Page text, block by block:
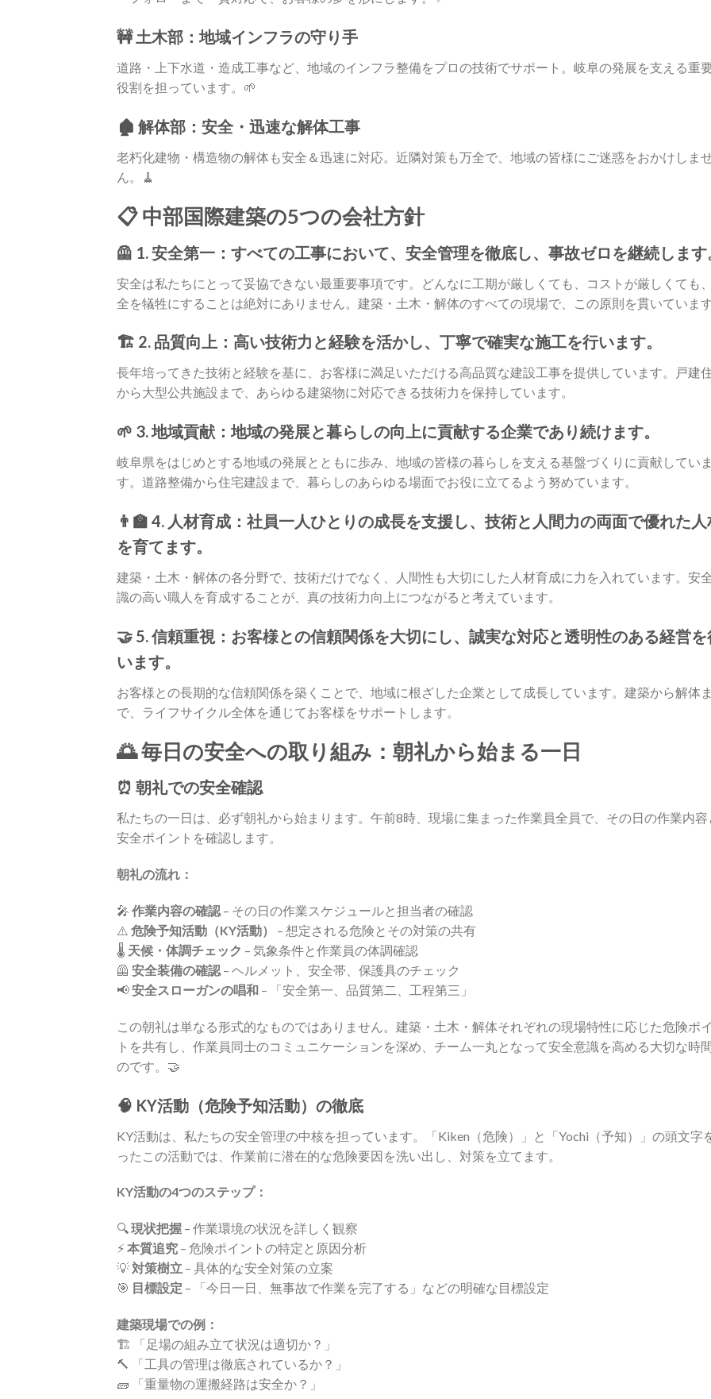
🚧土木部 ：地域インフラの守り手
道路・上下水道・造成工事など、地域のインフラ整備をプロの技術でサポート。岐阜の発展を支える重
役割を担っています。🌱
🏚️ 解体部 ：安全・迅速な解体工事
老朽化建物・構造物の解体も安全＆迅速に対応。近隣対策も万全で、地域の皆様にご迷惑をおかけしま
ん。🧹
📋 中部国際建築の5つの会社方針
🦺 1. 安全第一：すべての工事において、安全管理を徹底し、事故ゼロを継続します
安全は私たちにとって妥協できない最重要事項です。どんなに工期が厳しくても、コストが厳しくても
全を犠牲にすることは絶対にありません。建築・土木・解体のすべての現場で、この原則を貫いています
🏗️ 2. 品質向上：高い技術力と経験を活かし、丁寧で確実な施工を行います。
長年培ってきた技術と経験を基に、お客様に満足いただける高品質な建設工事を提供しています。戸建
から大型公共施設まで、あらゆる建築物に対応できる技術力を保持しています。
🌱 3. 地域貢献：地域の発展と暮らしの向上に貢献する企業であり続けます。
岐阜県をはじめとする地域の発展とともに歩み、地域の皆様の暮らしを支える基盤づくりに貢献していま
す。道路整備から住宅建設まで、暮らしのあらゆる場面でお役に立てるよう努めています。
👨‍🏫 4. 人材育成：社員一人ひとりの成長を支援し、技術と人間力の両面で優れた人
を育てます。
建築・土木・解体の各分野で、技術だけでなく、人間性も大切にした人材育成に力を入れています。安
識の高い職人を育成することが、真の技術力向上につながると考えています。
🤝 5. 信頼重視：お客様との信頼関係を大切にし、誠実な対応と透明性のある経営を
います。
お客様との長期的な信頼関係を築くことで、地域に根ざした企業として成長しています。建築から解体ま
で、ライフサイクル全体を通じてお客様をサポートします。
🌅 毎日の安全への取り組み：朝礼から始まる一日
⏰ 朝礼での安全確認
私たちの一日は、必ず朝礼から始まります。午前8時、現場に集まった作業員全員で、その日の作業内容
安全ポイントを確認します。
朝礼の流れ：
🎤 作業内容の確認 – その日の作業スケジュールと担当者の確認
⚠️ 危険予知活動（KY活動）
– 想定される危険とその対策の共有
🌡️ 天候・体調チェック – 気象条件と作業員の体調確認
🦺 安全装備の確認 – ヘルメット、安全帯、保護具のチェック
📢安全スローガンの唱和 – 「安全第一、品質第二、工程第三」
この朝礼は単なる形式的なものではありません。建築・土木・解体それぞれの現場特性に応じた危険ポ
トを共有し、作業員同士のコミュニケーションを深め、チーム一丸となって安全意識を高める大切な時
のです。🤝
🧠 KY活動（危険予知活動）の徹底
KY活動は、私たちの安全管理の中核を担っています。「Kiken（危険）」と「Yochi（予知）」の頭文字
ったこの活動では、作業前に潜在的な危険要因を洗い出し、対策を立てます。
KY活動の4つのステップ：
🔍現状把握 – 作業環境の状況を詳しく観察
⚡本質追究 – 危険ポイントの特定と原因分析
💡対策樹立 – 具体的な安全対策の立案
🎯 目標設定 – 「今日一日、無事故で作業を完了する」などの明確な目標設定
建築現場での例：
🏗️ 「足場の組み立て状況は適切か？」
🔨 「工具の管理は徹底されているか？」
🧱 「重量物の運搬経路は安全か？」